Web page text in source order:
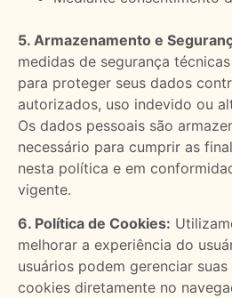
5. Armazenamento e
medidas de segurança
para proteger seus dados
autorizados, uso indevido ou
Os dados pessoais são
necessário para cumprir as
nesta política e em
vigente.
6. Política de Cookies:
melhorar a experiência do
usuários podem gerenciar
cookies diretamente no